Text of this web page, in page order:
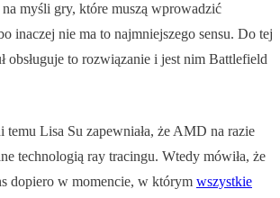
na myśli gry, które muszą wprowadzić
inaczej nie ma to najmniejszego sensu. Do tej
obsługuje to rozwiązanie i jest nim Battlefield
temu Lisa Su zapewniała, że AMD na razie
technologią ray tracingu. Wtedy mówiła, że
dopiero w momencie, w którym wszystkie